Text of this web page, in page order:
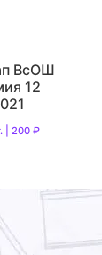
ВсОШ
12
| 200 ₽